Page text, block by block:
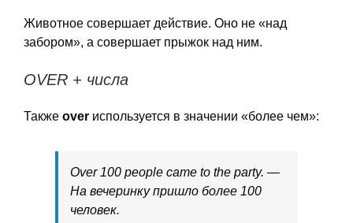
Животное совершает действие. Оно не «над
забором», а совершает прыжок над ним.
OVER + числа
Также over используется в значении «более чем»:
Over 100 people came to the party. —
На вечеринку пришло более 100
человек.